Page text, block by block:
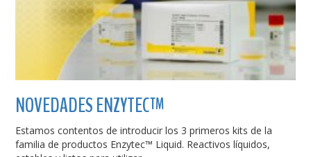
NOVEDADES ENZYTEC™
Estamos contentos de introducir los 3 primeros kits de la
familia de productos Enzytec™ Liquid. Reactivos líquidos,